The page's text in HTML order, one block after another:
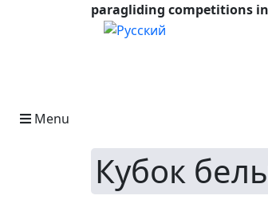
paragliding competitions
Select your language
Menu
Кубок